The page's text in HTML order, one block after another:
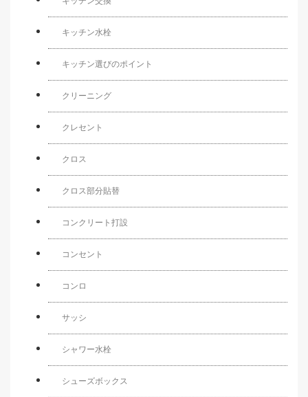
キッチン水栓
キッチン選びのポイント
クリーニング
クレセント
クロス
クロス部分貼替
コンクリート打設
コンセント
コンロ
サッシ
シャワー水栓
シューズボックス